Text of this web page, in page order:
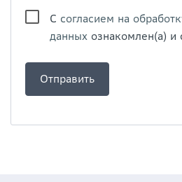
С согласием на
данных ознакомлен(а) и